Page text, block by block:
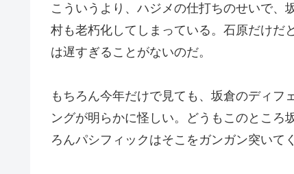
こういうより、ハジメの仕打ちのせいで、
村も老朽化してしまっている。石原だけだ
は遅すぎることがないのだ。
もちろん今年だけで見ても、坂倉のディフ
ングが明らかに怪しい。どうもこのところ
ろんパシフィックはそこをガンガン突いて